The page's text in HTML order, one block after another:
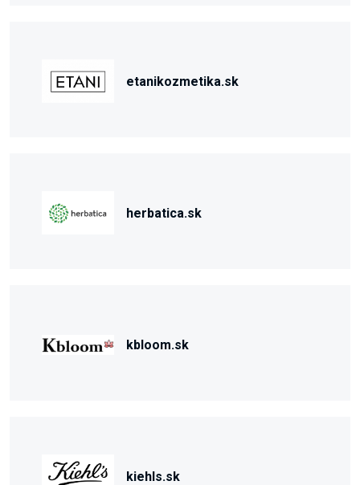
etanikozmetika.sk
herbatica.sk
kbloom.sk
kiehls.sk